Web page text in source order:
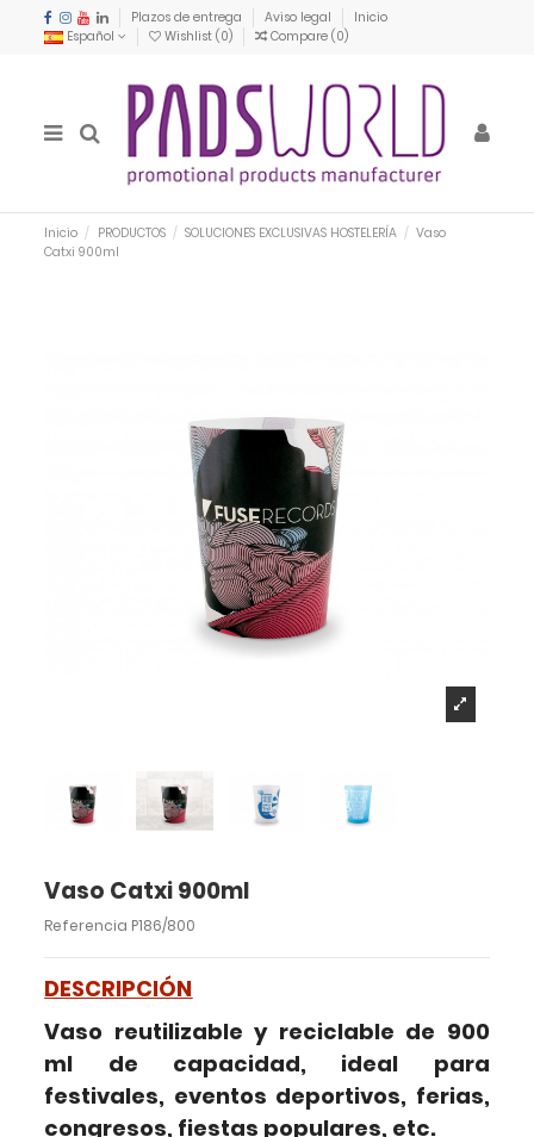
Plazos de entrega Aviso legal
Inicio
Español
Wishlist (0) Compare (0)
Inicio PRODUCTOS SOLUCIONES EXCLUSIVAS HOSTELERÍA
Vaso
Catxi 900ml
Vaso Catxi 900ml
Referencia P186/800
DESCRIPCIÓN
Vaso reutilizable y reciclable de 900
ml de capacidad, ideal para
festivales, eventos deportivos, ferias,
congresos, fiestas populares, etc.